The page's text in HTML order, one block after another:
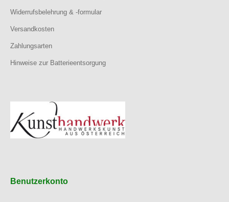
Widerrufsbelehrung & -formular
Versandkosten
Zahlungsarten
Hinweise zur Batterieentsorgung
Benutzerkonto